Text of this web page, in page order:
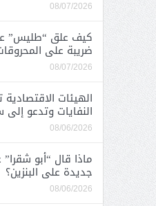
08/07/2026
كيف علق “طليس”
ضريبة على
08/07/2026
الهيئات
النفايات وتدعو
08/06/2026
ماذا قال “أبو
جديدة على البنزين؟
08/06/2026